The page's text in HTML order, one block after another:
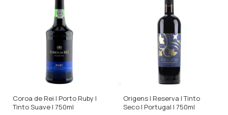
Coroa de Rei | Porto Ruby |
Tinto Suave | 750ml
Origens | Reserva | Tinto
Seco | Portugal | 750ml